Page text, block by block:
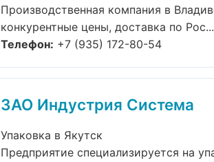
Производственная компания в
конкурентные цены, доставка по Рос...
Телефон: +7 (935) 172-80-54
ЗАО Индустрия Система
Упаковка в Якутск
Предприятие специализируется на